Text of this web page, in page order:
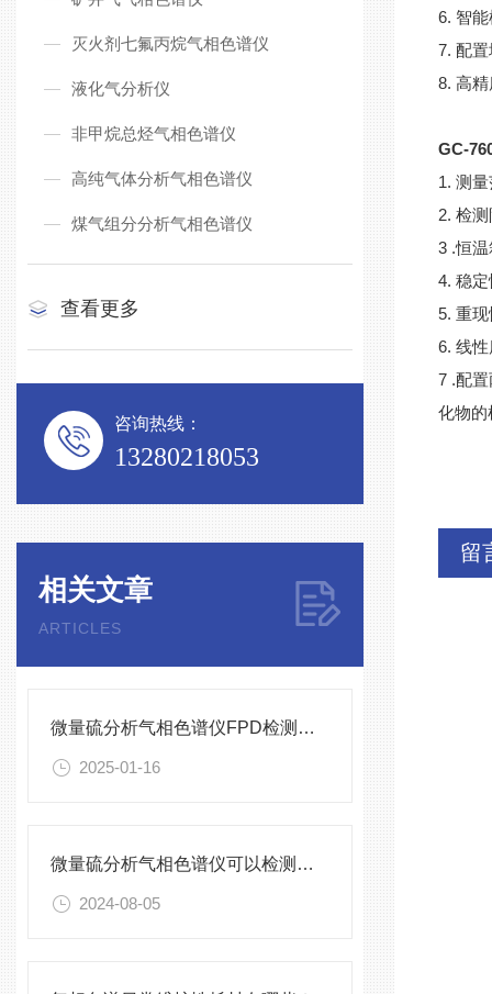
灭火剂七氟丙烷气相色谱仪
液化气分析仪
非甲烷总烃气相色谱仪
高纯气体分析气相色谱仪
煤气组分分析气相色谱仪
查看更多
咨询热线：
13280218053
相关文章
ARTICLES
微量硫分析气相色谱仪FPD检测器维护保养
2025-01-16
微量硫分析气相色谱仪可以检测哪些硫化物？
2024-08-05
6. 智
7. 配
8. 高
GC-
1. 测
2. 检
3 .恒
4. 稳
5. 重
6. 线
7 .配
化物的
留